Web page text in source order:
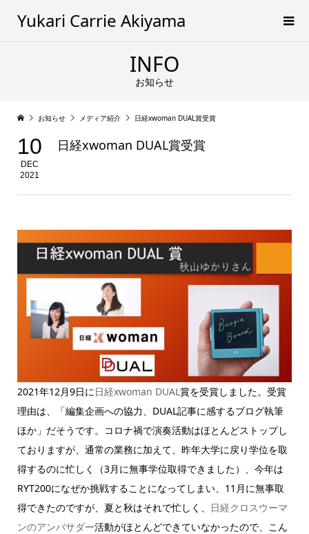
Yukari Carrie Akiyama
INFO
お知らせ
お知らせ メディア紹介 日経xwoman DUAL賞受賞
10
DEC
2021
日経xwoman DUAL賞受賞
2021年12月9日に日経xwoman DUAL賞を受賞しました。受賞
理由は、「編集企画への協力、DUAL記事に感するブログ執筆
ほか」だそうです。コロナ禍で演奏活動はほとんどストップし
ておりますが、通常の業務に加えて、昨年大学に戻り学位を取
得するのに忙しく（3月に無事学位取得できました）、今年は
RYT200になぜか挑戦することになってしまい、11月に無事取
得できたのですが、夏と秋はそれで忙しく、
日経クロスウーマ
ンのアンバサダー活動がほとんどできていなかったので、こん